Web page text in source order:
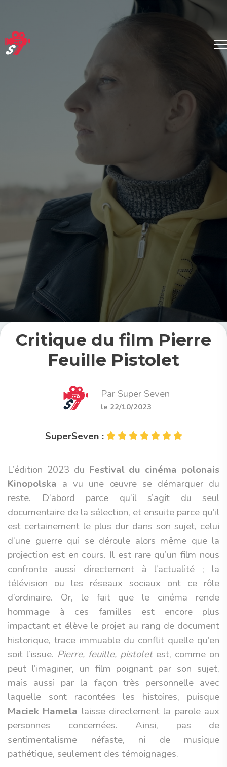
Critique du film Pierre
Feuille Pistolet
Par Super Seven
le 22/10/2023
SuperSeven :
L’édition 2023 du Festival du cinéma polonais
Kinopolska a vu une œuvre se démarquer du
reste. D’abord parce qu’il s’agit du seul
documentaire de la sélection, et ensuite parce qu’il
est certainement le plus dur dans son sujet, celui
d’une guerre qui se déroule alors même que la
projection est en cours. Il est rare qu’un film nous
confronte aussi directement à l’actualité ; la
télévision ou les réseaux sociaux ont ce rôle
d’ordinaire. Or, le fait que le cinéma rende
hommage à ces familles est encore plus
impactant et élève le projet au rang de document
historique, trace immuable du conflit quelle qu’en
soit l’issue. Pierre, feuille, pistoletest, comme on
peut l’imaginer, un film poignant par son sujet,
mais aussi par la façon très personnelle avec
laquelle sont racontées les histoires, puisque
Maciek Hamela laisse directement la parole aux
personnes concernées. Ainsi, pas de
sentimentalisme néfaste, ni de musique
pathétique, seulement des témoignages.